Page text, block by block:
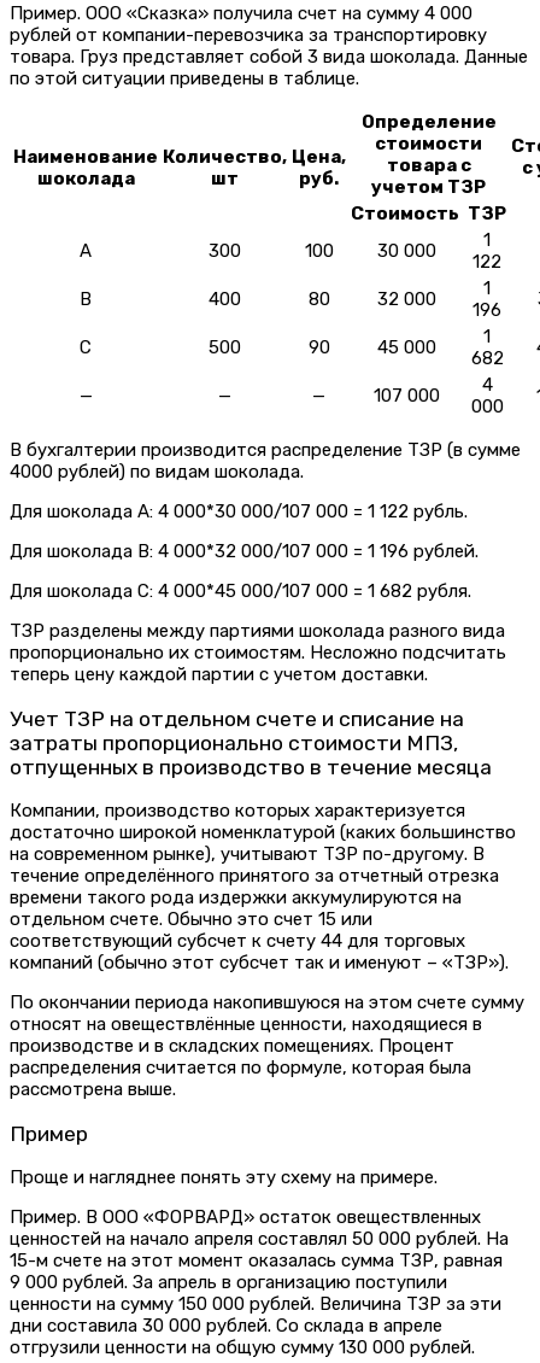
Пример. ООО «Сказка» получила счет на сумму 4 000
рублей от компании-перевозчика за транспортировку
товара. Груз представляет собой 3 вида шоколада. Данные
по этой ситуации приведены в таблице.
Наименование
шоколада
Количество,
шт
Цена,
руб.
Определение
стоимости
товара с
учетом ТЗР
с
Стоимость ТЗР
А
300 100 30 000
1
122
В 400 80 32 000
1
196
С 500 90 45 000
1
682
— — — 107 000
4
000
В бухгалтерии производится распределение ТЗР (в сумме
4000 рублей) по видам шоколада.
Для шоколада А: 4 000*30 000/107 000 = 1 122 рубль.
Для шоколада В: 4 000*32 000/107 000 = 1 196 рублей.
Для шоколада С: 4 000*45 000/107 000 = 1 682 рубля.
ТЗР разделены между партиями шоколада разного вида
пропорционально их стоимостям. Несложно подсчитать
теперь цену каждой партии с учетом доставки.
Учет ТЗР на отдельном счете и списание на
затраты пропорционально стоимости МПЗ,
отпущенных в производство в течение месяца
Компании, производство которых характеризуется
достаточно широкой номенклатурой (каких большинство
на современном рынке), учитывают ТЗР по-другому. В
течение определённого принятого за отчетный отрезка
времени такого рода издержки аккумулируются на
отдельном счете. Обычно это счет 15 или
соответствующий субсчет к счету 44 для торговых
компаний (обычно этот субсчет так и именуют – «ТЗР»).
По окончании периода накопившуюся на этом счете сумму
относят на овеществлённые ценности, находящиеся в
производстве и в складских помещениях. Процент
распределения считается по формуле, которая была
рассмотрена выше.
Пример
Проще и нагляднее понять эту схему на примере.
Пример. В ООО «ФОРВАРД» остаток овеществленных
ценностей на начало апреля составлял 50 000 рублей. На
15-м счете на этот момент оказалась сумма ТЗР, равная
9 000 рублей. За апрель в организацию поступили
ценности на сумму 150 000 рублей. Величина ТЗР за эти
дни составила 30 000 рублей. Со склада в апреле
отгрузили ценности на общую сумму 130 000 рублей.